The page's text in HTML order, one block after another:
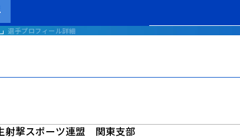
選手プロフィール詳細
射撃スポーツ連盟 関東支部